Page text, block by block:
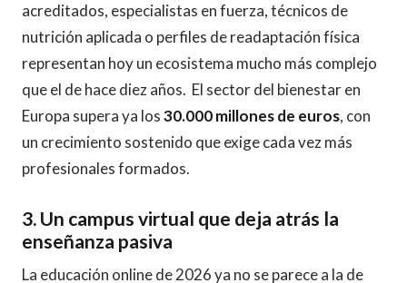
acreditados, especialistas en fuerza, técnicos de
nutrición aplicada o perfiles de readaptación física
representan hoy un ecosistema mucho más complejo
que el de hace diez años. El sector del bienestar en
Europa supera ya los30.000 millones de euros, con
un crecimiento sostenido que exige cada vez más
profesionales formados.
3. Un campus virtual que deja atrás la
enseñanza pasiva
La educación online de 2026 ya no se parece a la de